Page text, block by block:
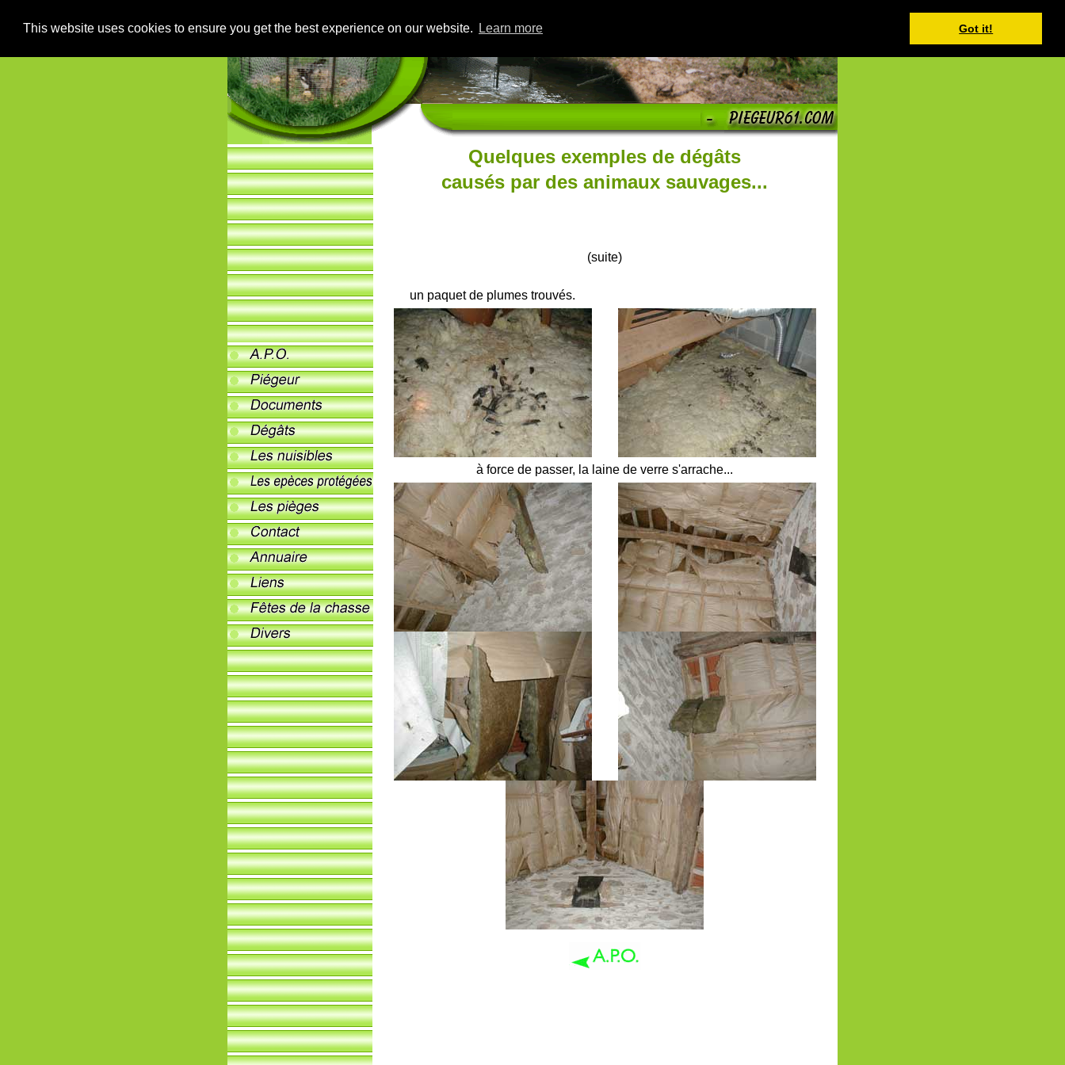
This website uses cookies to ensure you get the best experience on our website. Learn more Got it!
Quelques exemples de dégâts
causés par des animaux sauvages...
(suite)
un paquet de plumes trouvés.
à force de passer, la laine de verre s'arrache...